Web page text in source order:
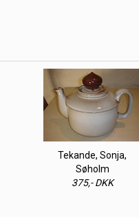
Tekande, Sonja,
Søholm
375,- DKK